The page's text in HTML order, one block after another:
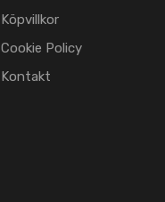
Köpvillkor
Cookie Policy
Kontakt